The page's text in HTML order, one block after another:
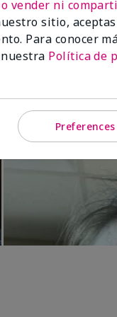
3D
rosados fríos)
vender ni
sitio,
Para conocer
Política de
Preferences